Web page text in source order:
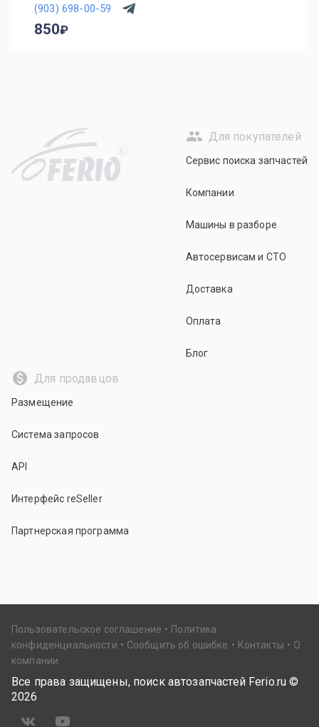
(903) 698-00-59
850
R
Для покупателей
Сервис поиска запчастей
Компании
Машины в разборе
Автосервисам и СТО
Доставка
Оплата
Блог
Для продавцов
Размещение
Система запросов
API
Интерфейс reSeller
Партнерская программа
Пользовательское соглашение
Политика
конфиденциальности
Сообщить об ошибке Контакты
О
компании
Все права защищены, поиск автозапчастей Ferio.ru ©
2026